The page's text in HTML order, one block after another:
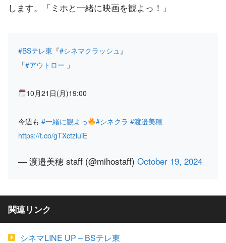
します。「ミホと一緒に映画を観よっ！」
#BSテレ東 『#シネマクラッシュ 』
「#アウトロー 」
10月21日(月)19:00
今週も #一緒に観よっ #シネクラ #渡邉美穂
https://t.co/gTXctziuiE
— 渡邉美穂 staff (@mihostaff) October 19, 2024
関連リンク
シネマLINE UP – BSテレ東